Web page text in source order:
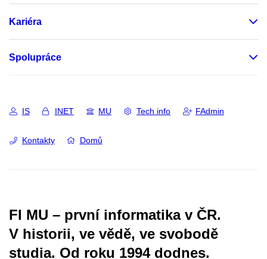
Kariéra
Spolupráce
IS INET MU Tech info FAdmin
Kontakty Domů
FI MU – první informatika v ČR.
V historii, ve vědě, ve svobodě
studia. Od roku 1994 dodnes.